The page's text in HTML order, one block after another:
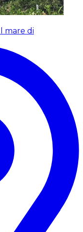
mare di